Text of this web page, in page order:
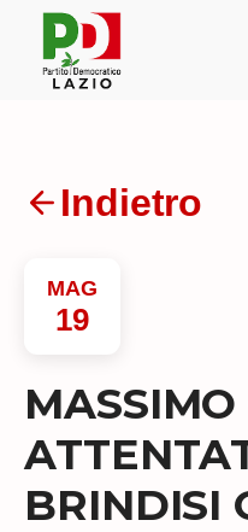
Indietro
MAG
19
BRINDISI